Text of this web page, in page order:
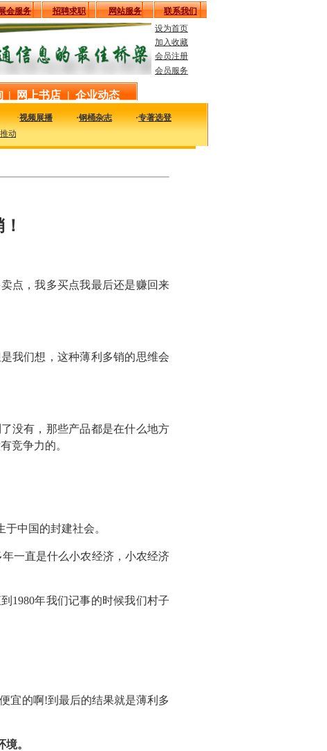
会服务 招聘求职 网站服务
联系我们
设为首页
加入收藏
会员注册
会员服务
| 网上书店 | 企业动态
·视频展播 ·钢桶杂志 ·专著选登
持续发展 ——探讨中国金属包装涂料的创新和可持续发展之路
点，我多买点我最后还是赚回来
我们想，这种薄利多销的思维会
没有，那些产品都是在什么地方
竞争力的。
中国的封建社会。
一直是什么小农经济，小农经济
1980年我们记事的时候我们村子
宜的啊!到最后的结果就是薄利多
。